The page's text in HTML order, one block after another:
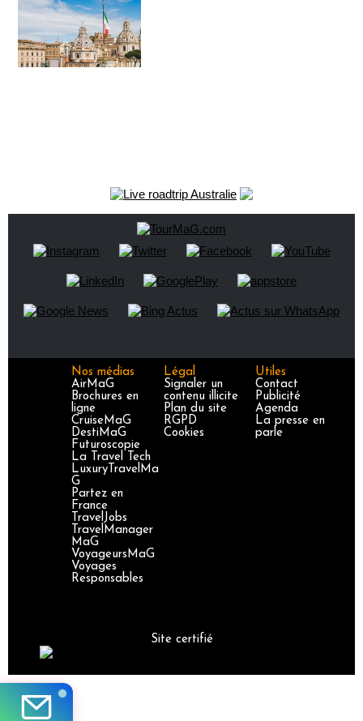
Nos médias
AirMaG
Brochures en
ligne
CruiseMaG
DestiMaG
Futuroscopie
La Travel Tech
LuxuryTravelMa
G
Partez en
France
TravelJobs
TravelManager
MaG
VoyageursMaG
Voyages
Responsables
Légal
Signaler un
contenu illicite
Plan du site
RGPD
Cookies
Utiles
Contact
Publicité
Agenda
La presse en
parle
Site certifié